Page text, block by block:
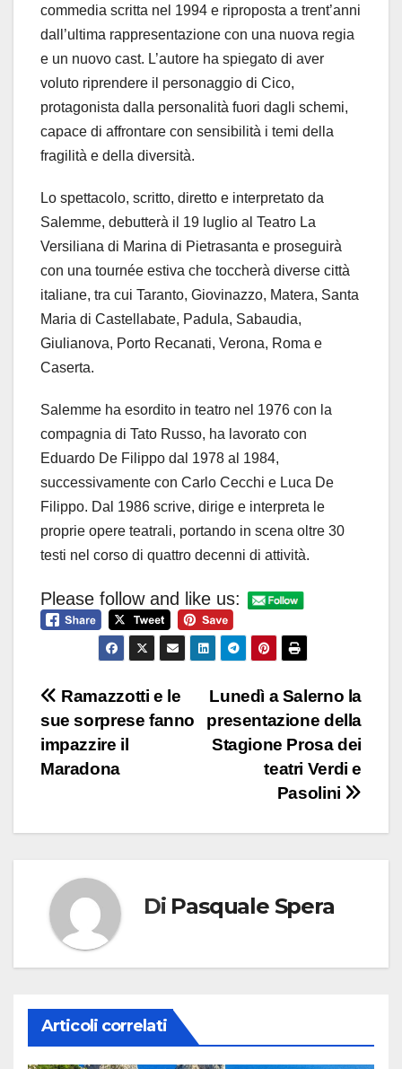
commedia scritta nel 1994 e riproposta a trent’anni
dall’ultima rappresentazione con una nuova regia
e un nuovo cast. L’autore ha spiegato di aver
voluto riprendere il personaggio di Cico,
protagonista dalla personalità fuori dagli schemi,
capace di affrontare con sensibilità i temi della
fragilità e della diversità.
Lo spettacolo, scritto, diretto e interpretato da
Salemme, debutterà il 19 luglio al Teatro La
Versiliana di Marina di Pietrasanta e proseguirà
con una tournée estiva che toccherà diverse città
italiane, tra cui Taranto, Giovinazzo, Matera, Santa
Maria di Castellabate, Padula, Sabaudia,
Giulianova, Porto Recanati, Verona, Roma e
Caserta.
Salemme ha esordito in teatro nel 1976 con la
compagnia di Tato Russo, ha lavorato con
Eduardo De Filippo dal 1978 al 1984,
successivamente con Carlo Cecchi e Luca De
Filippo. Dal 1986 scrive, dirige e interpreta le
proprie opere teatrali, portando in scena oltre 30
testi nel corso di quattro decenni di attività.
Please follow and like us:
Navigazione
articoli
Lunedì a Salerno la
presentazione della
Stagione Prosa dei
teatri Verdi e
Pasolini
Ramazzotti e le
sue sorprese fanno
impazzire il
Maradona
Di Pasquale Spera
Articoli correlati